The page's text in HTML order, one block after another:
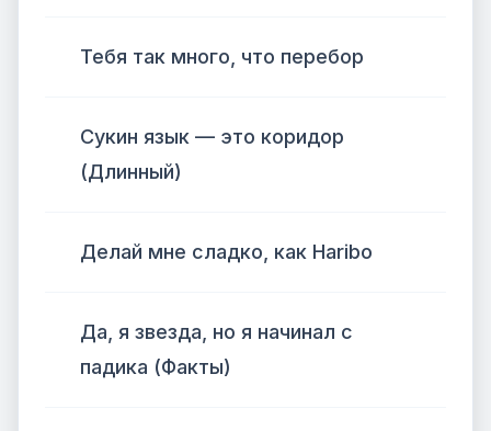
Тебя так много, что перебор
Сукин язык — это коридор
(Длинный)
Делай мне сладко, как Haribo
Да, я звезда, но я начинал с
падика (Факты)